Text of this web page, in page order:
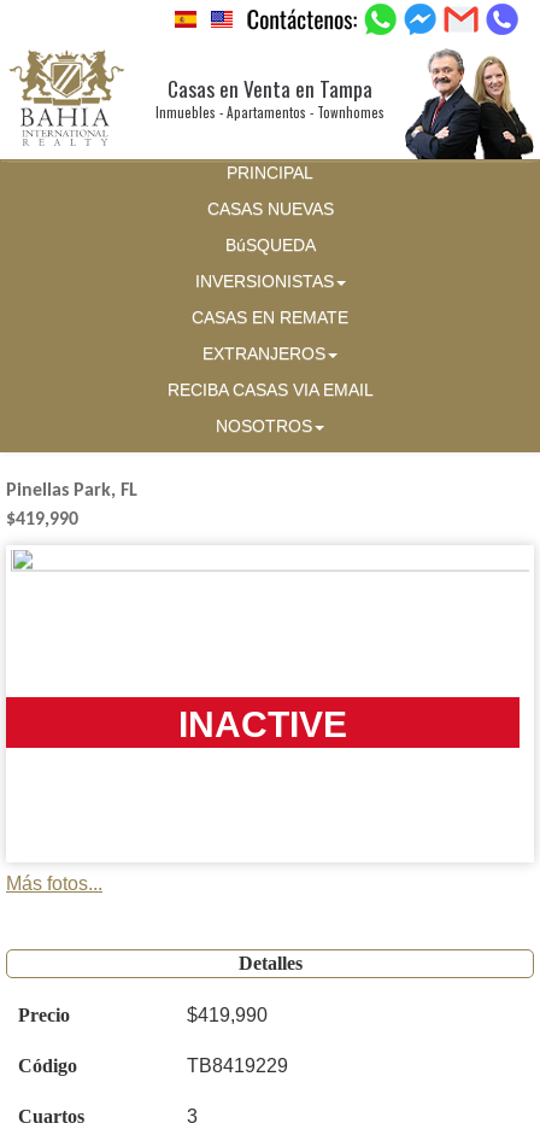
Casas en Venta en Tampa
Inmuebles - Apartamentos - Townhomes
PRINCIPAL
CASAS NUEVAS
BúSQUEDA
INVERSIONISTAS
CASAS EN REMATE
EXTRANJEROS
RECIBA CASAS VIA EMAIL
NOSOTROS
Pinellas Park, FL
$419,990
INACTIVE
Más fotos...
Detalles
Precio $419,990
Código TB8419229
Cuartos 3